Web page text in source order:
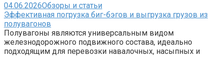
04.06.2026Обзоры и статьи
Эффективная погрузка биг-бэгов и выгрузка грузов из
полувагонов
Полувагоны являются универсальным видом
железнодорожного подвижного состава, идеально
подходящим для перевозки навалочных, насыпных и